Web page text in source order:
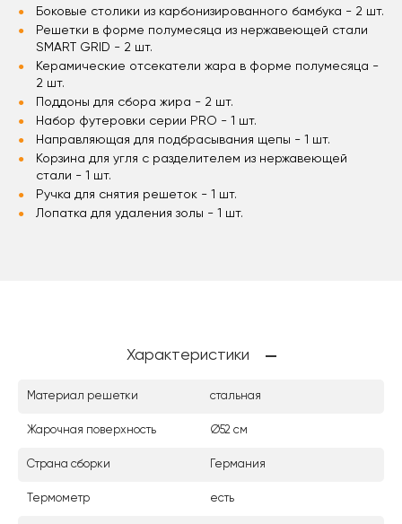
Боковые столики из карбонизированного бамбука - 2 шт.
Решетки в форме полумесяца из нержавеющей стали
SMART GRID - 2 шт.
Керамические отсекатели жара в форме полумесяца -
2 шт.
Поддоны для сбора жира - 2 шт.
Набор футеровки серии PRO - 1 шт.
Направляющая для подбрасывания щепы - 1 шт.
Корзина для угля с разделителем из нержавеющей
стали - 1 шт.
Ручка для снятия решеток - 1 шт.
Лопатка для удаления золы - 1 шт.
Характеристики
Материал решетки стальная
Жарочная поверхность Ø52 см
Страна сборки Германия
Термометр есть